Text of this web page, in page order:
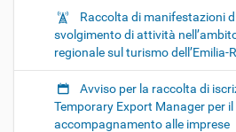
Raccolta di manifestazioni
svolgimento di attività
regionale sul turismo dell’Emilia-
Avviso per la raccolta di
Temporary Export Manager per
accompagnamento alle imprese